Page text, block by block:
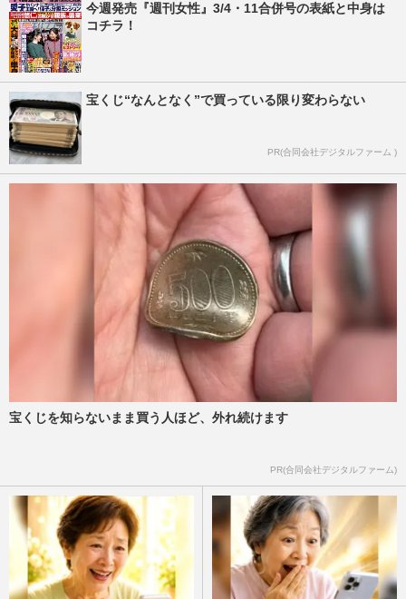
今週発売『週刊女性』3/4・11合併号の表紙と中身は
コチラ！
宝くじ“なんとなく”で買っている限り変わらない
PR(合同会社デジタルファーム )
宝くじを知らないまま買う人ほど、外れ続けます
PR(合同会社デジタルファーム)